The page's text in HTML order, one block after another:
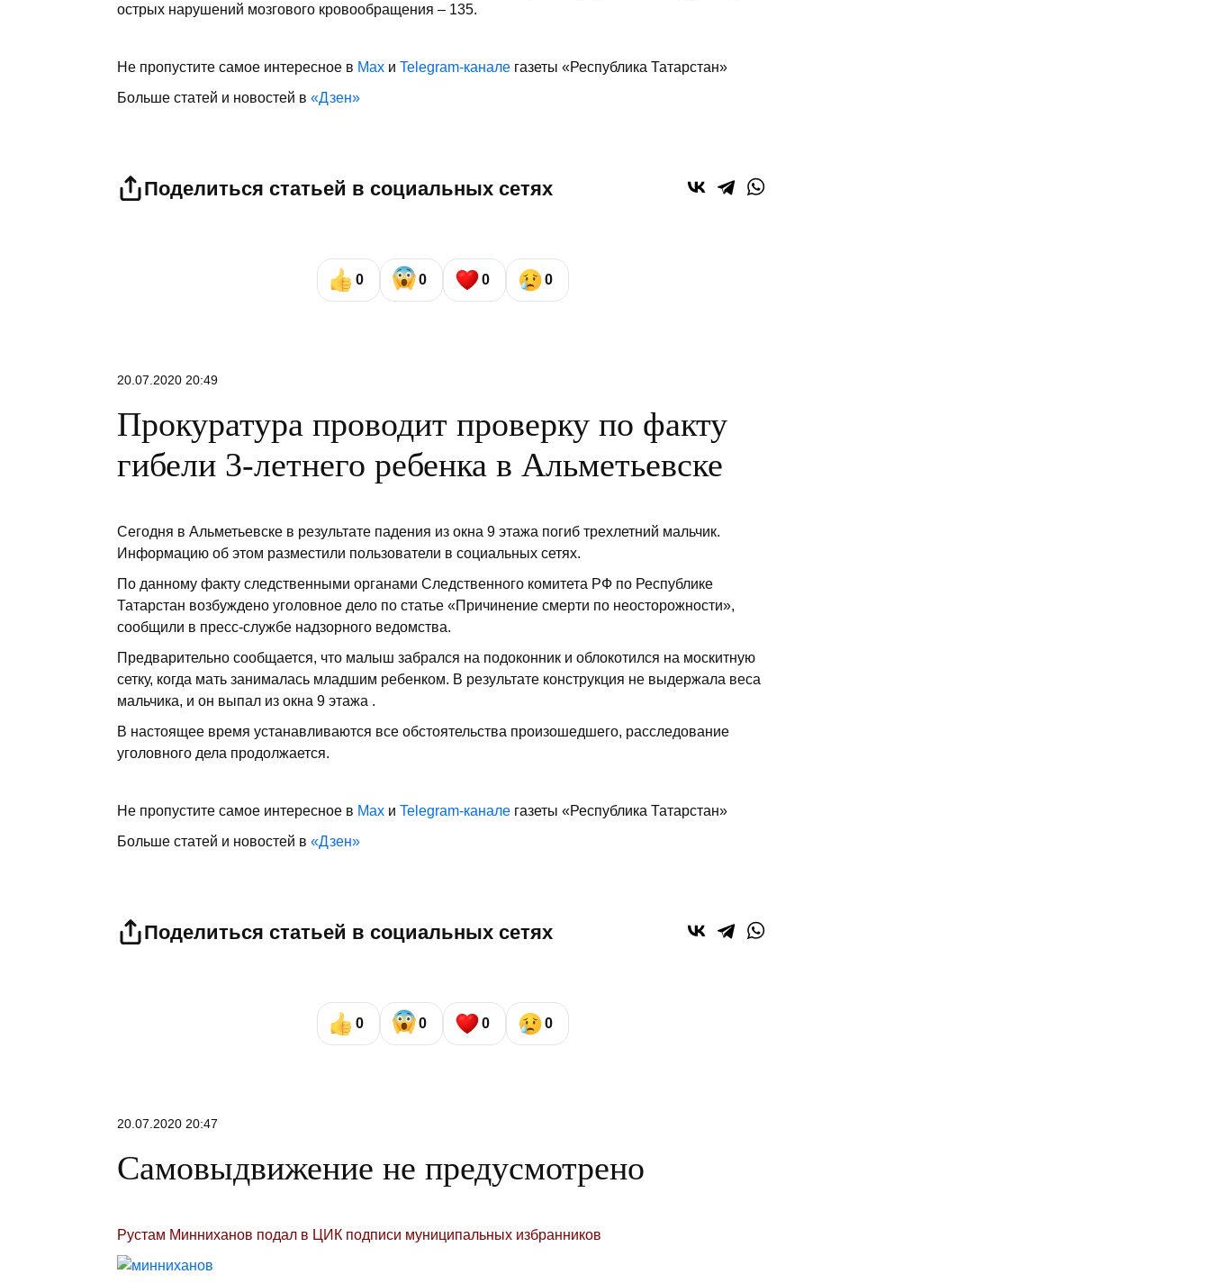
острых нарушений мозгового кровообращения – 135.
Не пропустите самое интересное в Max и Telegram-канале газеты «Республика Татарстан»
Больше статей и новостей в «Дзен»
Поделиться статьей в социальных сетях
0 0 0 0
20.07.2020 20:49
Прокуратура проводит проверку по факту
гибели 3-летнего ребенка в Альметьевске
Сегодня в Альметьевске в результате падения из окна 9 этажа погиб трехлетний мальчик.
Информацию об этом разместили пользователи в социальных сетях.
По данному факту следственными органами Следственного комитета РФ по Республике
Татарстан возбуждено уголовное дело по статье «Причинение смерти по неосторожности»,
сообщили в пресс-службе надзорного ведомства.
Предварительно сообщается, что малыш забрался на подоконник и облокотился на москитную
сетку, когда мать занималась младшим ребенком. В результате конструкция не выдержала веса
мальчика, и он выпал из окна 9 этажа .
В настоящее время устанавливаются все обстоятельства произошедшего, расследование
уголовного дела продолжается.
Не пропустите самое интересное в Max и Telegram-канале газеты «Республика Татарстан»
Больше статей и новостей в «Дзен»
Поделиться статьей в социальных сетях
0 0 0 0
20.07.2020 20:47
Самовыдвижение не предусмотрено
Рустам Минниханов подал в ЦИК подписи муниципальных избранников